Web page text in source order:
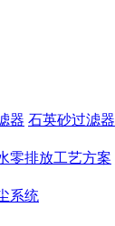
器 石英砂过滤器
零排放工艺方案
系统